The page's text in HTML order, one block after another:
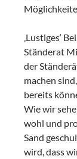
‚Lustiges‘
Ständerat
der
machen
bereits
Wie wir
wohl und
Sand
wird, dass